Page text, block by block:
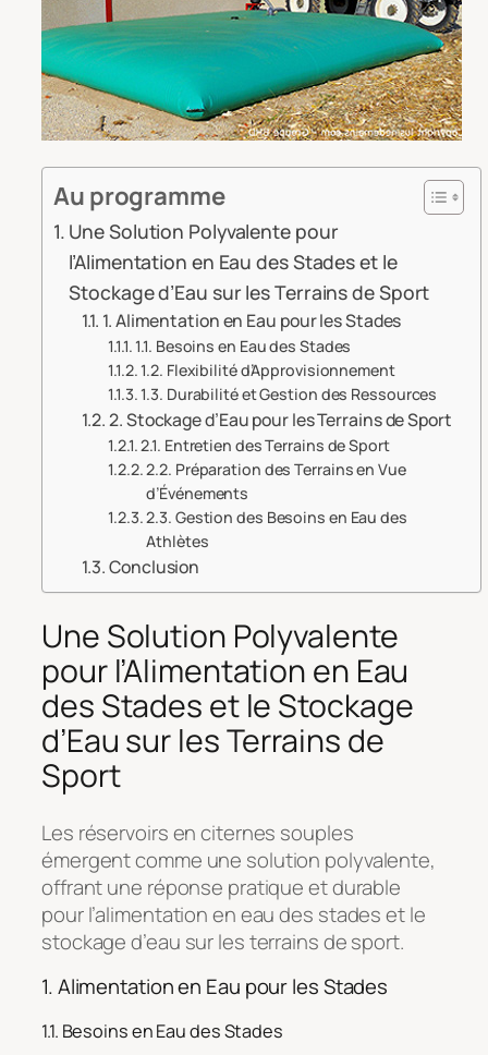
Au programme
Une Solution Polyvalente pour
l’Alimentation en Eau des Stades et le
Stockage d’Eau sur les Terrains de Sport
1. Alimentation en Eau pour les Stades
1.1. Besoins en Eau des Stades
1.2. Flexibilité d’Approvisionnement
1.3. Durabilité et Gestion des Ressources
2. Stockage d’Eau pour les Terrains de Sport
2.1. Entretien des Terrains de Sport
2.2. Préparation des Terrains en Vue
d’Événements
2.3. Gestion des Besoins en Eau des
Athlètes
Conclusion
Une Solution Polyvalente
pour l’Alimentation en Eau
des Stades et le Stockage
d’Eau sur les Terrains de
Sport
Les réservoirs en citernes souples
émergent comme une solution polyvalente,
offrant une réponse pratique et durable
pour l’alimentation en eau des stades et le
stockage d’eau sur les terrains de sport.
1. Alimentation en Eau pour les Stades
1.1. Besoins en Eau des Stades